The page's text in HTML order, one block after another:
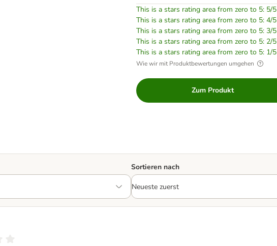
This is a stars rating area from zero to 5: 5/5
This is a stars rating area from zero to 5: 4/5
This is a stars rating area from zero to 5: 3/5
This is a stars rating area from zero to 5: 2/5
This is a stars rating area from zero to 5: 1/5
Wie wir mit Produktbewertungen umgehen
Zum Produkt
Sortieren nach